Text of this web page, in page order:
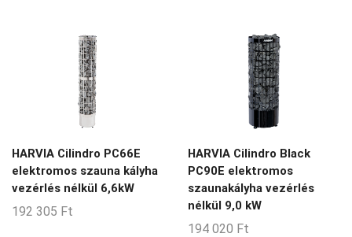
3-9-m3
4-5-m3
4-7-m3
4-8-m3
5-13-m3
HARVIA Cilindro PC66E
elektromos szauna kályha
vezérlés nélkül 6,6kW
192 305 Ft
HARVIA Cilindro Black
PC90E elektromos
szaunakályha vezérlés
nélkül 9,0 kW
194 020 Ft